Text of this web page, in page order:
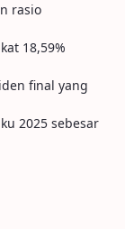
rasio
18,59%
final yang
2025 sebesar